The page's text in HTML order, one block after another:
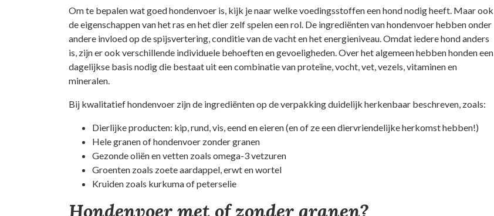
Om te bepalen wat goed hondenvoer is, kijk je naar welke voedingsstoffen een hond nodig heeft. Maar ook
de eigenschappen van het ras en het dier zelf spelen een rol. De ingrediënten van hondenvoer hebben onder
andere invloed op de spijsvertering, conditie van de vacht en het energieniveau. Omdat iedere hond anders
is, zijn er ook verschillende individuele behoeften en gevoeligheden. Over het algemeen hebben honden een
dagelijkse basis nodig die bestaat uit een combinatie van proteïne, vocht, vet, vezels, vitaminen en
mineralen.
Bij kwalitatief hondenvoer zijn de ingrediënten op de verpakking duidelijk herkenbaar beschreven, zoals:
Dierlijke producten: kip, rund, vis, eend en eieren (en of ze een diervriendelijke herkomst hebben!)
Hele granen of hondenvoer zonder granen
Gezonde oliën en vetten zoals omega-3 vetzuren
Groenten zoals zoete aardappel, erwt en wortel
Kruiden zoals kurkuma of peterselie
Hondenvoer met of zonder granen?